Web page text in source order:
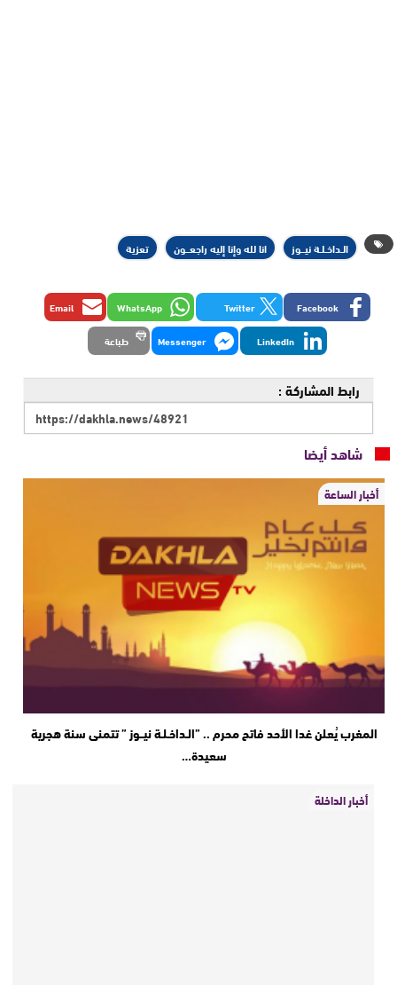
الـداخـلـة نيــوز انا لله وإنا إليه راجعــون تعزية
Facebook
Twitter
WhatsApp
Email
LinkedIn
Messenger طباعة
رابط المشاركة :
شاهد أيضا
أخبار الساعة
المغرب يُعلن غدا الأحد فاتح محرم .. ”الـداخـلـة نيــوز ” تتمنى سنة هجرية
سعيدة…
أخبار الداخلة